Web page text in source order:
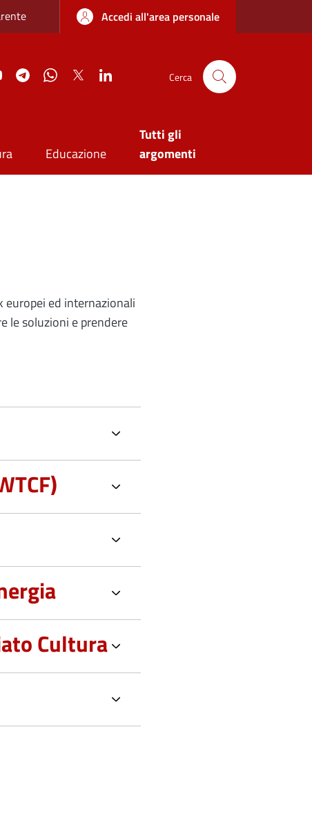
sottileAccedi all'area personale
YouTubeTelegramWhatsApp
Twitter Cerca
Educazione
Tutti gli
argomenti
europei ed internazionali
le soluzioni e prendere
Cultura